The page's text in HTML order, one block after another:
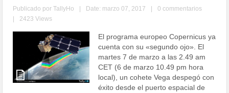
Publicado porTallyHo Date: marzo 07, 2017
0 commentarios
2423 Views
El programa europeo Copernicus ya
cuenta con su «segundo ojo». El
martes 7 de marzo a las 2.49 am
CET (6 de marzo 10.49 pm hora
local), un cohete Vega despegó con
éxito desde el puerto espacial de